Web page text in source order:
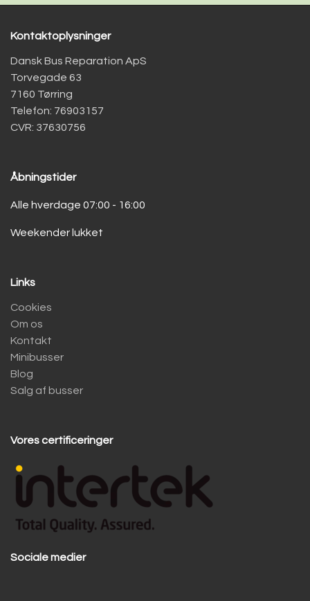
Kontaktoplysninger
Dansk Bus Reparation ApS
Torvegade 63
7160 Tørring
Telefon: 76903157
CVR: 37630756
Åbningstider
Alle hverdage 07:00 - 16:00
Weekender lukket
Links
Cookies
Om os
Kontakt
Minibusser
Blog
Salg af busser
Vores certificeringer
Sociale medier